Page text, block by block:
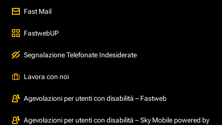
Fast Mail
FastwebUP
Segnalazione Telefonate Indesiderate
Lavora con noi
Agevolazioni per utenti con disabilità – Fastweb
Agevolazioni per utenti con disabilità – Sky Mobile powered by